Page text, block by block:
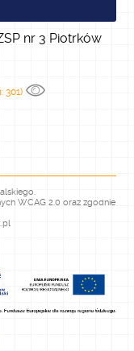
nr 3 Piotrków
301)
WCAG 2.0 oraz zgodnie